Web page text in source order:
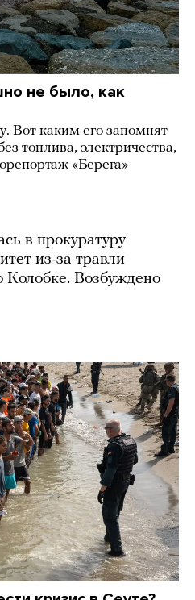
не было, как
Вот каким его запомнят
топлива, электричества,
«Берега»
в прокуратуру
из-за травли
Колобке. Возбуждено